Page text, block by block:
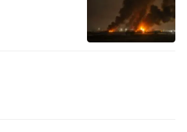
贯制”专科生的年级按转段
注册高等教育学籍后）起